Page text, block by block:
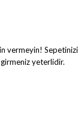
vermeyin! Sepetinizi
yeterlidir.